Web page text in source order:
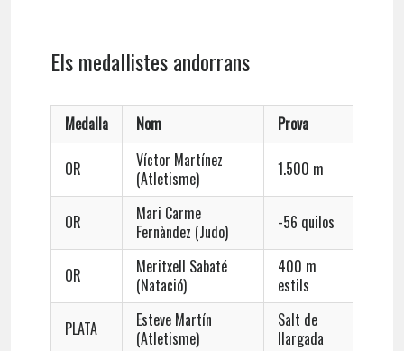
Els medallistes andorrans
Medalla Nom Prova
OR
Víctor Martínez
(Atletisme)
1.500 m
OR
Mari Carme
Fernàndez (Judo)
-56 quilos
OR
Meritxell Sabaté
(Natació)
400 m
estils
PLATA
Esteve Martín
(Atletisme)
Salt de
llargada